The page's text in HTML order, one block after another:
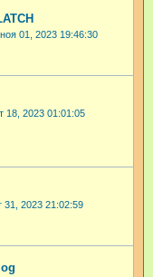
01, 2023 19:46:30
18, 2023 01:01:05
31, 2023 21:02:59